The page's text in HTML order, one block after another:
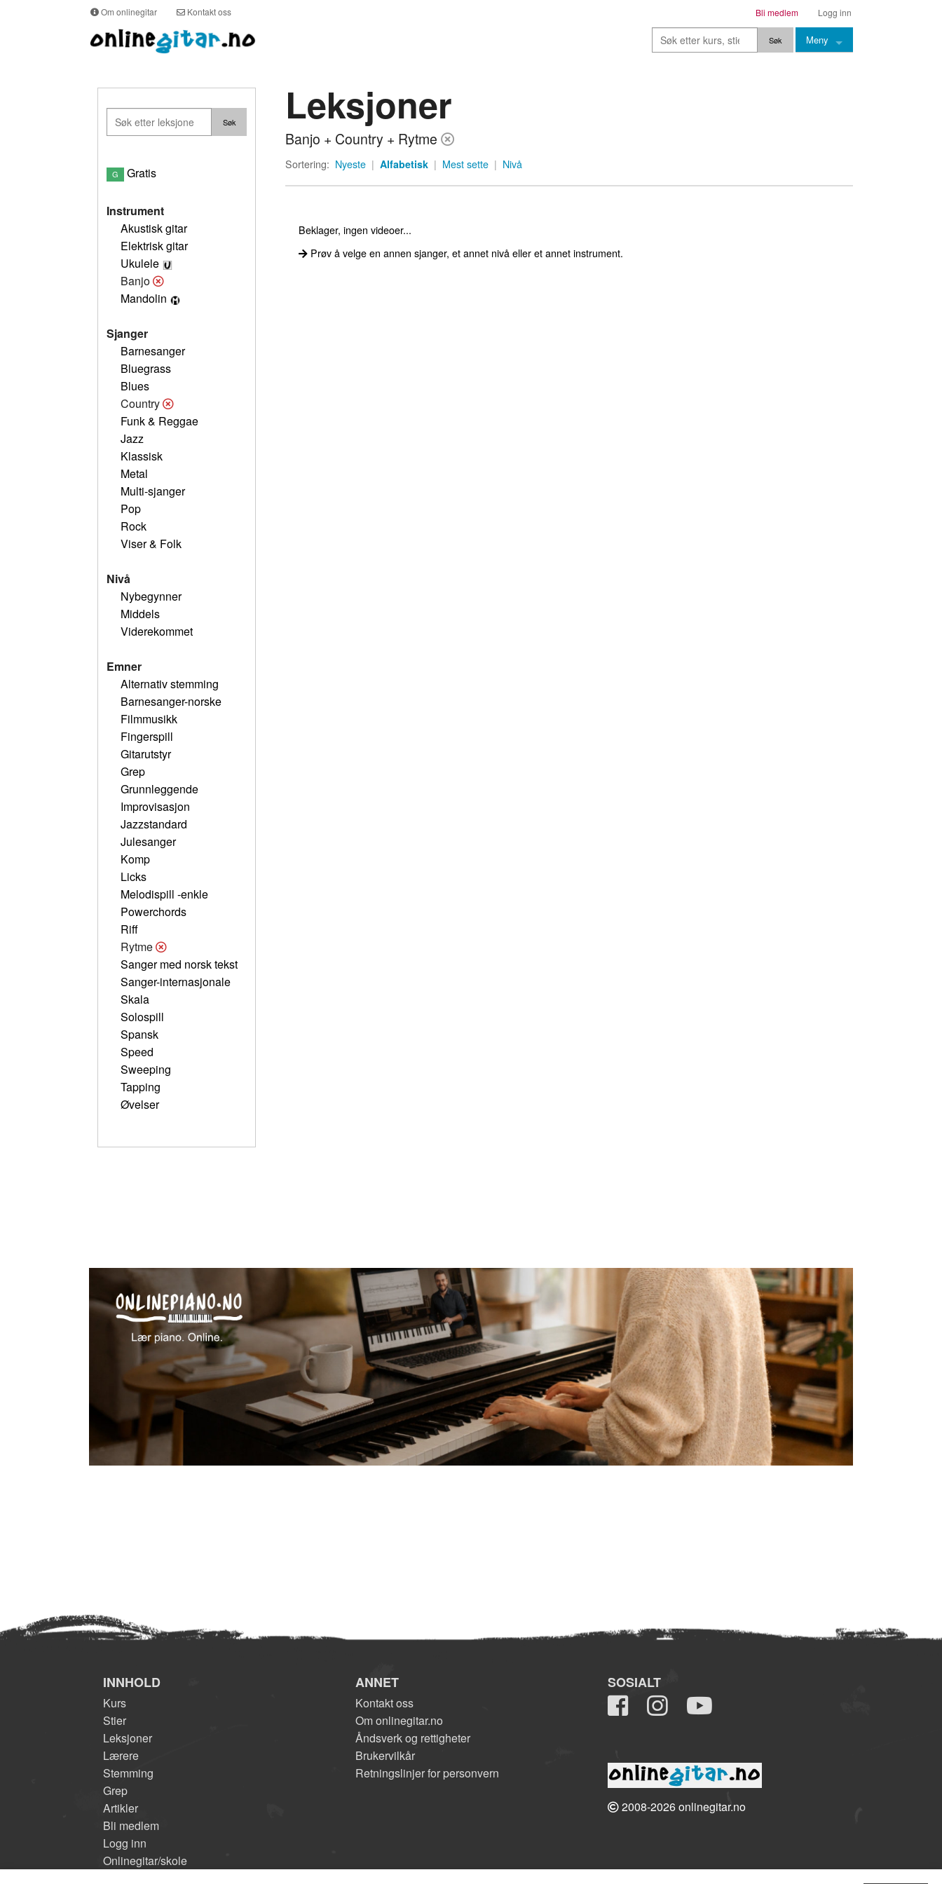
Om onlinegitar Kontakt oss Logg inn
Bli medlem
Meny
Stemming
G Gratis
Instrument
Akustisk gitar
Elektrisk gitar
Ukulele
Banjo
Mandolin
Sjanger
Barnesanger
Bluegrass
Blues
Country
Funk & Reggae
Jazz
Klassisk
Metal
Multi-sjanger
Pop
Rock
Viser & Folk
Nivå
Nybegynner
Middels
Viderekommet
Emner
Alternativ stemming
Barnesanger-norske
Filmmusikk
Fingerspill
Gitarutstyr
Grep
Grunnleggende
Improvisasjon
Jazzstandard
Julesanger
Komp
Licks
Melodispill -enkle
Powerchords
Riff
Rytme
Sanger med norsk tekst
Sanger-internasjonale
Skala
Solospill
Spansk
Speed
Sweeping
Tapping
Øvelser
Leksjoner
Banjo + Country + Rytme
Sortering: Nyeste | Alfabetisk | Mest sette | Nivå
Beklager, ingen videoer...
Prøv å velge en annen sjanger, et annet nivå eller et annet instrument.
INNHOLD
Kurs
Stier
Leksjoner
Lærere
Stemming
Grep
Artikler
Bli medlem
Logg inn
Onlinegitar/skole
ANNET
Kontakt oss
Om onlinegitar.no
Åndsverk og rettigheter
Brukervilkår
Retningslinjer for personvern
SOSIALT
2008-2026 onlinegitar.no